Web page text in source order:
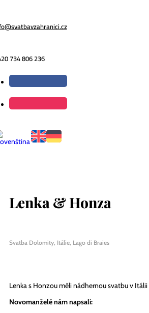
734 806 236
Lenka & Honza
Svatba Dolomity, Itálie, Lago di Braies
Lenka s Honzou měli nádhernou svatbu v Itálii
Novomanželé nám napsali: